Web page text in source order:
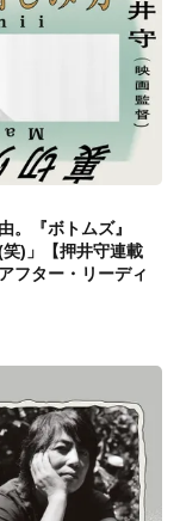
。『ボトムズ』
)」【押井守連載
フター・リーディ